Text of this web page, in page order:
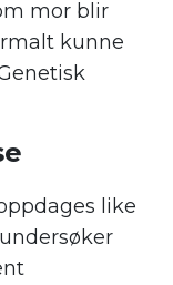
mor blir
kunne
like